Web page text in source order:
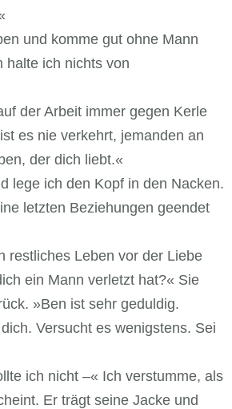
und komme gut ohne Mann
halte ich nichts von
der Arbeit immer gegen Kerle
es nie verkehrt, jemanden an
der dich liebt.«
lege ich den Kopf in den Nacken.
letzten Beziehungen geendet
restliches Leben vor der Liebe
ein Mann verletzt hat?« Sie
»Ben ist sehr geduldig.
Versucht es wenigstens. Sei
ich nicht –« Ich verstumme, als
Er trägt seine Jacke und